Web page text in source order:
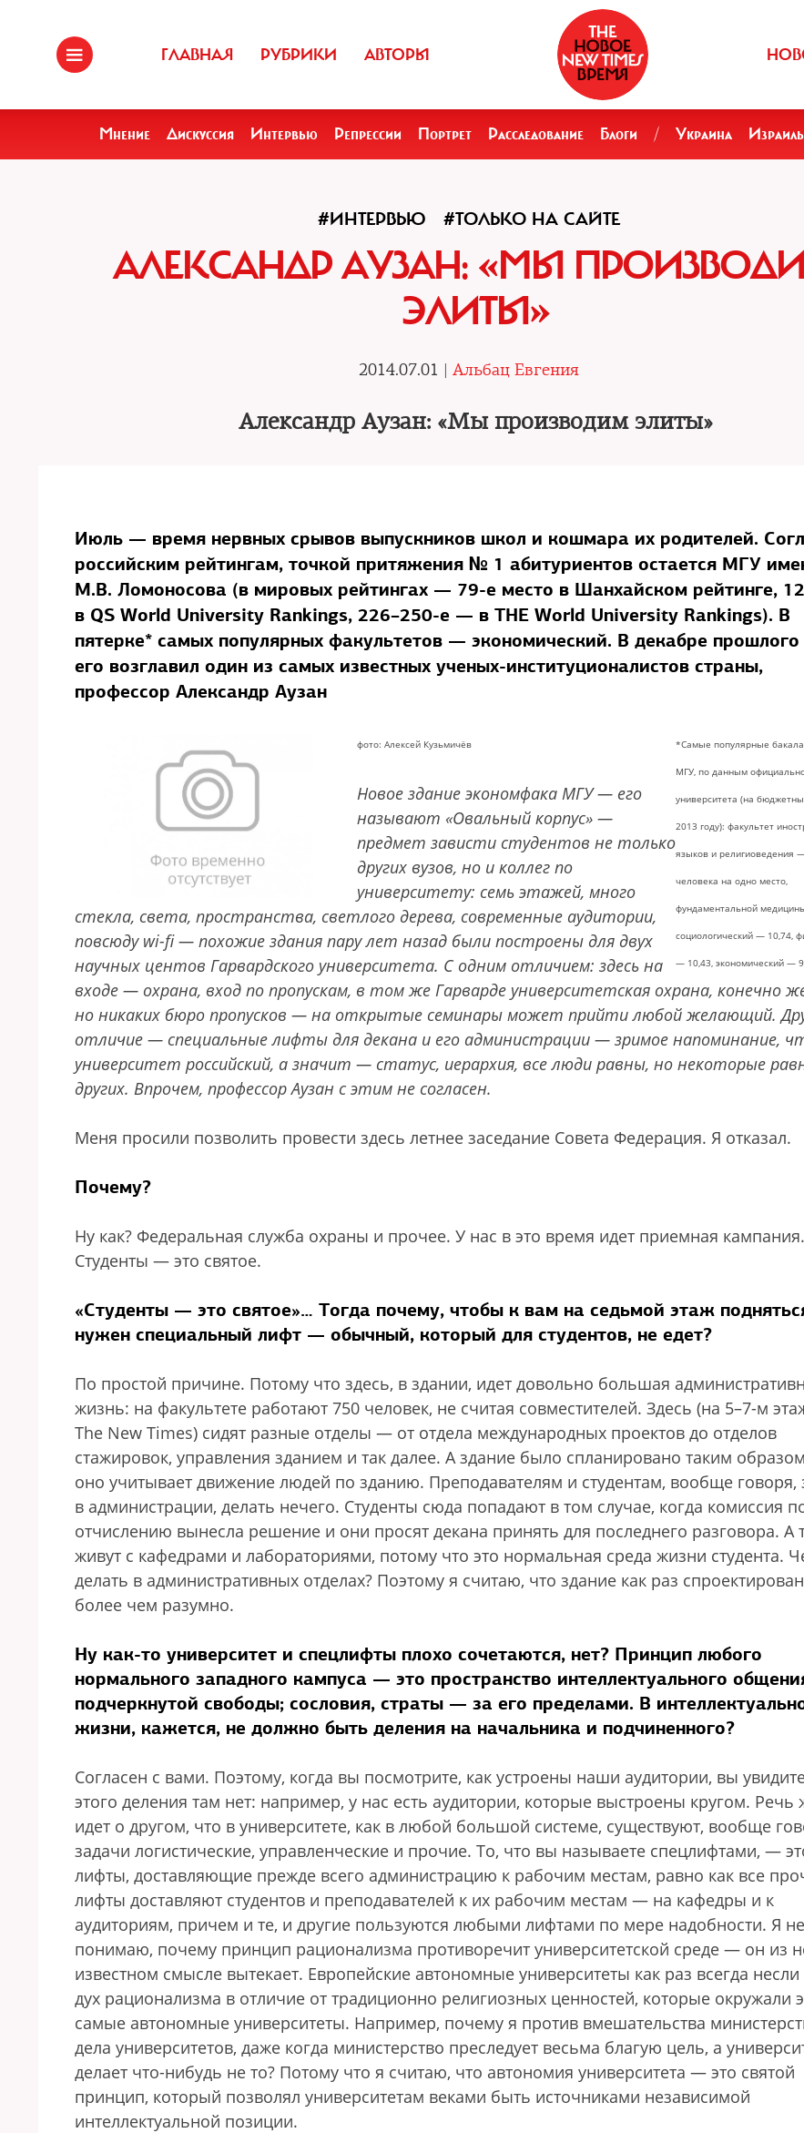
ГЛАВНАЯ РУБРИКИ АВТОРЫ
Мнение Дискуссия Интервью Репрессии Портрет Расследование Блоги / Украина Израиль
#ИНТЕРВЬЮ #ТОЛЬКО НА САЙТЕ
АЛЕКСАНДР АУЗАН: «МЫ
ЭЛИТЫ»
2014.07.01 | Альбац Евгения
Александр Аузан: «Мы производим элиты»
Июль — время нервных срывов выпускников школ и кошмара их родителей.
российским рейтингам, точкой притяжения № 1 абитуриентов остается МГУ
М.В. Ломоносова (в мировых рейтингах — 79-е место в Шанхайском рейтинге,
в QS World University Rankings, 226–250-е — в THE World University Rankings). В
пятерке* самых популярных факультетов — экономический. В декабре прошлого
его возглавил один из самых известных ученых-институционалистов страны,
профессор Александр Аузан
*Самые популярные
МГУ, по данным
университета (на
2013 году): факультет
языков и религиоведения
человека на одно место,
фундаментальной
социологический — 10,74,
— 10,43, экономический —
фото: Алексей Кузьмичёв
Новое здание экономфака МГУ — его
называют «Овальный корпус» —
предмет зависти студентов не только
других вузов, но и коллег по
университету: семь этажей, много
стекла, света, пространства, светлого дерева, современные аудитории,
повсюду wi-fi — похожие здания пару лет назад были построены для двух
научных центов Гарвардского университета. С одним отличием: здесь на
входе — охрана, вход по пропускам, в том же Гарварде университетская охрана, конечно
но никаких бюро пропусков — на открытые семинары может прийти любой желающий.
отличие — специальные лифты для декана и его администрации — зримое напоминание,
университет российский, а значит — статус, иерархия, все люди равны, но некоторые
других. Впрочем, профессор Аузан с этим не согласен.
Меня просили позволить провести здесь летнее заседание Совета Федерация. Я отказал.
Почему?
Ну как? Федеральная служба охраны и прочее. У нас в это время идет приемная кампания.
Студенты — это святое.
«Студенты — это святое»… Тогда почему, чтобы к вам на седьмой этаж
нужен специальный лифт — обычный, который для студентов, не едет?
По простой причине. Потому что здесь, в здании, идет довольно большая
жизнь: на факультете работают 750 человек, не считая совместителей. Здесь (на 5–7-м
The New Times) сидят разные отделы — от отдела международных проектов до отделов
стажировок, управления зданием и так далее. А здание было спланировано таким
оно учитывает движение людей по зданию. Преподавателям и студентам, вообще говоря,
в администрации, делать нечего. Студенты сюда попадают в том случае, когда комиссия
отчислению вынесла решение и они просят декана принять для последнего разговора. А
живут с кафедрами и лабораториями, потому что это нормальная среда жизни студента.
делать в административных отделах? Поэтому я считаю, что здание как раз
более чем разумно.
Ну как-то университет и спецлифты плохо сочетаются, нет? Принцип любого
нормального западного кампуса — это пространство интеллектуального
подчеркнутой свободы; сословия, страты — за его пределами. В
жизни, кажется, не должно быть деления на начальника и подчиненного?
Согласен с вами. Поэтому, когда вы посмотрите, как устроены наши аудитории, вы
этого деления там нет: например, у нас есть аудитории, которые выстроены кругом. Речь
идет о другом, что в университете, как в любой большой системе, существуют, вообще
задачи логистические, управленческие и прочие. То, что вы называете спецлифтами, —
лифты, доставляющие прежде всего администрацию к рабочим местам, равно как все
лифты доставляют студентов и преподавателей к их рабочим местам — на кафедры и к
аудиториям, причем и те, и другие пользуются любыми лифтами по мере надобности. Я не
понимаю, почему принцип рационализма противоречит университетской среде — он из
известном смысле вытекает. Европейские автономные университеты как раз всегда несли
дух рационализма в отличие от традиционно религиозных ценностей, которые окружали
самые автономные университеты. Например, почему я против вмешательства
дела университетов, даже когда министерство преследует весьма благую цель, а
делает что-нибудь не то? Потому что я считаю, что автономия университета — это святой
принцип, который позволял университетам веками быть источниками независимой
интеллектуальной позиции.